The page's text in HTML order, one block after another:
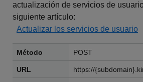
actualización de servicios de
siguiente artículo:
Actualizar los servicios de usuario
Método POST
URL https://